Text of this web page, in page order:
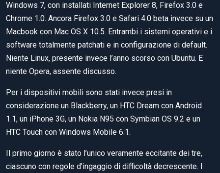
Windows 7, con installati Internet Explorer 8, Firefox 3.0 e
Chrome 1.0. Ancora Firefox 3.0 e Safari 4.0 beta invece su un
Macbook con Mac OS X 10.5. Entrambi i sistemi operativi e i
software totalmente patchati e in configurazione di default.
Niente Linux, presente invece l’anno scorso con Ubuntu. E
niente Opera, assente discusso.
Per i dispositivi mobili sono stati invece presi in
considerazione un Blackberry, un HTC Dream con Android
1.1, un iPhone 3G, un Nokia N95 con Symbian OS 9.2 e un
HTC Touch con Windows Mobile 6.1.
Il primo giorno è stato l’unico veramente eccitante dei tre,
ciascuno con regole d’ingaggio di difficoltà decrescente. I